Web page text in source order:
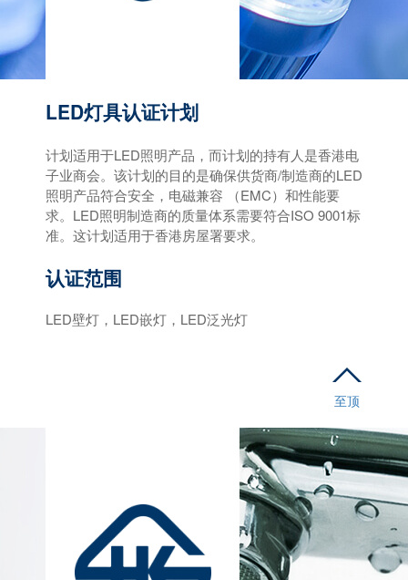
LED灯具认证计划
计划适用于LED照明产品，而计划的持有人是香港电
子业商会。该计划的目的是确保供货商/制造商的LED
照明产品符合安全，电磁兼容 （EMC）和性能要
求。LED照明制造商的质量体系需要符合ISO 9001标
准。这计划适用于香港房屋署要求。
认证范围
LED壁灯，LED嵌灯，LED泛光灯
至顶